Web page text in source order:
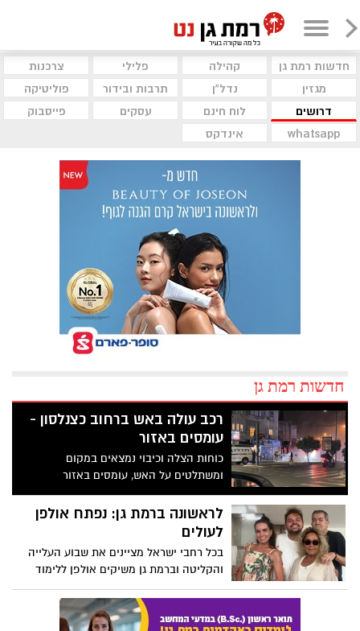
חדשות רמת גן קהילה פלילי
צרכנות
מגזין
נדל"ן תרבות ובידור
פוליטיקה
דרושים
לוח חינם עסקים
פייסבוק
whatsapp
אינדקס
חדשות רמת גן
רכב עולה באש ברחוב כצנלסון -
עומסים באזור
כוחות הצלה וכיבוי נמצאים במקום
ומשתלטים על האש, עומסים באזור
לראשונה ברמת גן: נפתח אולפן
לעולים
בכל רחבי ישראל מציינים את שבוע העלייה
והקליטה וברמת גן משיקים אולפן ללימוד
השפה העברית